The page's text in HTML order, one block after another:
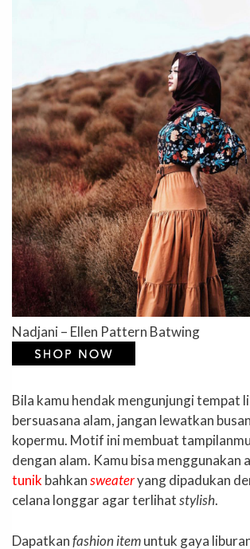
Nadjani – Ellen Pattern Batwing
Bila kamu hendak mengunjungi tempat
bersuasana alam, jangan lewatkan
kopermu. Motif ini membuat
dengan alam. Kamu bisa menggunakan
tunik bahkansweateryang dipadukan
celana longgar agar terlihatstylish.
Dapatkanfashion itemuntuk gaya